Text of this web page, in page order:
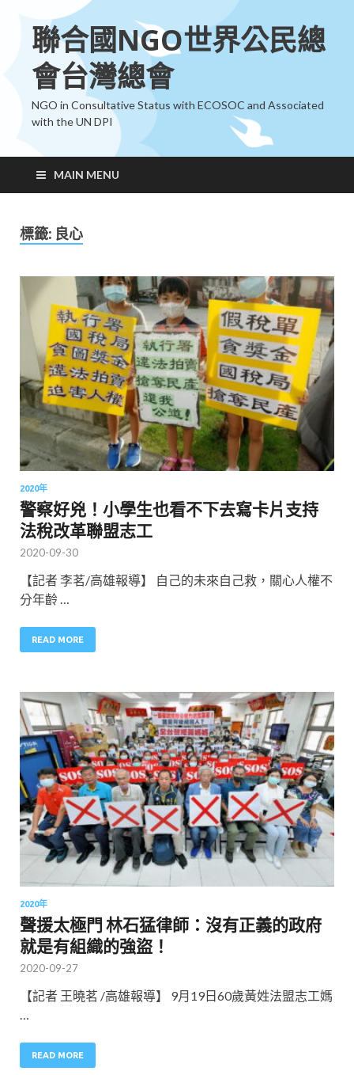
聯合國NGO世界公民總
會台灣總會
NGO in Consultative Status with ECOSOC and Associated
with the UN DPI
MAIN MENU
標籤: 良心
2020年
警察好兇！小學生也看不下去寫卡片支持
法稅改革聯盟志工
2020-09-30
【記者 李茗/高雄報導】 自己的未來自己救，關心人權不
分年齡 …
READ MORE
2020年
聲援太極門 林石猛律師：沒有正義的政府
就是有組織的強盜！
2020-09-27
【記者 王曉茗 /高雄報導】 9月19日60歲黃姓法盟志工媽
READ MORE